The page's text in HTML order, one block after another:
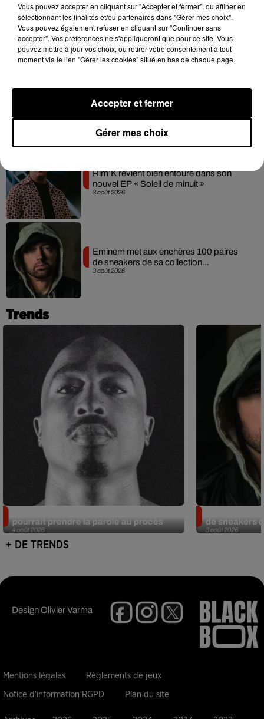
4 août 2026
Meurtre de Tupac : Suge Knight pourrait
prendre la parole au procès
de PNL
3 août 2026
Rim’K revient bien entouré dans son
nouvel EP « Soleil de minuit »
3 août 2026
Eminem met aux enchères 100 paires
de sneakers de sa collection...
Trends
4 août 2026
pourrait prendre la parole au procès
3 août 2026
de sneakers
+ DE TRENDS
DesignOlivier Varma
Mentions légales Règlements de jeux
Notice d'information RGPD Plan du site
Vous pouvez accepter en cliquant sur "Accepter et fermer", ou affiner en
sélectionnant les finalités et/ou partenaires dans "Gérer mes choix".
Vous pouvez également refuser en cliquant sur "Continuer sans
accepter". Vos préférences ne s'appliqueront que pour ce site. Vous
pouvez mettre à jour vos choix, ou retirer votre consentement à tout
moment via le lien "Gérer les cookies" situé en bas de chaque page.
Gérer mes choix
Accepter et fermer